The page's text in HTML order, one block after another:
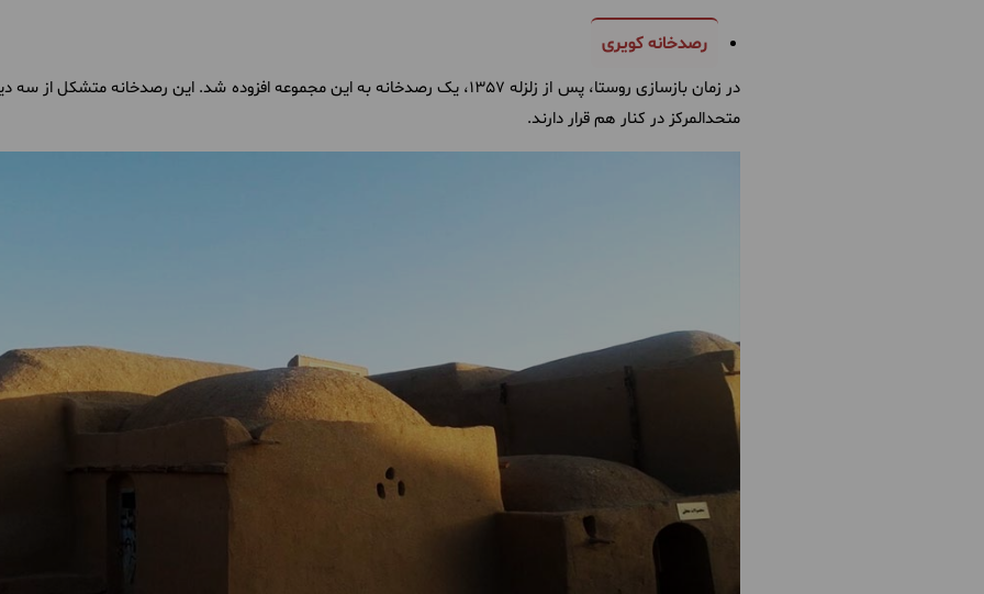
رصدخانه کویری
در زمان بازسازی روستا، پس از زلزله 1357، یک رصدخانه به این مجموعه افزوده شد. این
متحدالمرکز در کنار هم قرار دارند.